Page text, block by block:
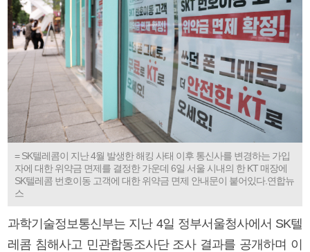
= SK텔레콤이 지난 4월 발생한 해킹 사태 이후 통신사를 변경하는 가입
자에 대한 위약금 면제를 결정한 가운데 6일 서울 시내의 한 KT 매장에
SK텔레콤 번호이동 고객에 대한 위약금 면제 안내문이 붙어있다.연합뉴
스
과학기술정보통신부는 지난 4일 정부서울청사에서 SK텔
레콤 침해사고 민관합동조사단 조사 결과를 공개하며 이